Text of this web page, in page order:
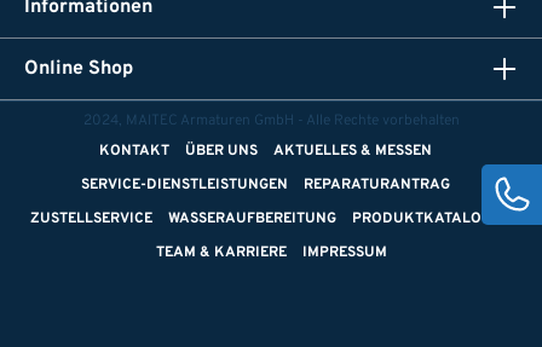
Informationen
Online Shop
2024, MAITEC Armaturen GmbH - Alle Rechte vorbehalten
KONTAKT
ÜBER UNS
AKTUELLES & MESSEN
SERVICE-DIENSTLEISTUNGEN
REPARATURANTRAG
ZUSTELLSERVICE
WASSERAUFBEREITUNG
PRODUKTKATALOGE
TEAM & KARRIERE
IMPRESSUM